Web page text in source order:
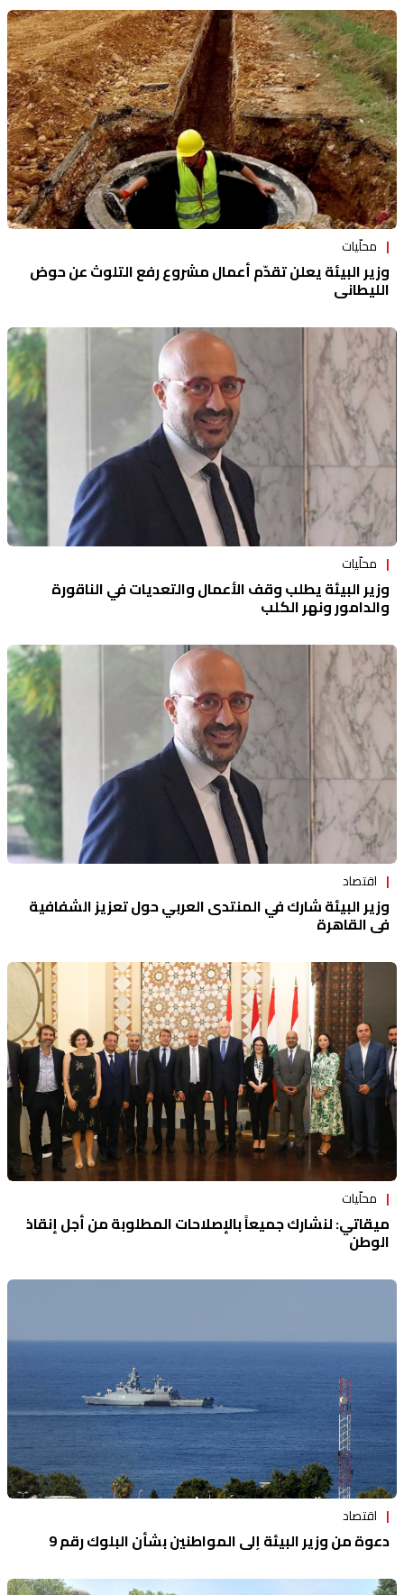
محلّيات
وزير البيئة يعلن تقدّم أعمال مشروع رفع التلوث عن حوض
الليطاني
محلّيات
وزير البيئة يطلب وقف الأعمال والتعديات في الناقورة
والدامور ونهر الكلب
اقتصاد
وزير البيئة شارك في المنتدى العربي حول تعزيز الشفافية
في القاهرة
محلّيات
ميقاتي: لنشارك جميعاً بالإصلاحات المطلوبة من أجل إنقاذ
الوطن
اقتصاد
دعوة من وزير البيئة إلى المواطنين بشأن البلوك رقم 9